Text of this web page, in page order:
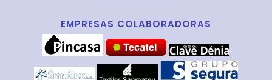
EMPRESAS COLABORADORAS